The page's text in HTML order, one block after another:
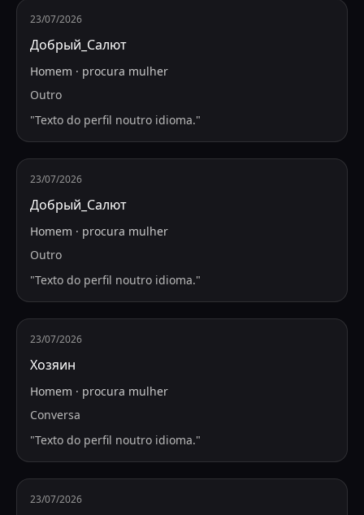
23/07/2026
Добрый_Салют
Homem · procura mulher
Outro
"Texto do perfil noutro idioma."
23/07/2026
Добрый_Салют
Homem · procura mulher
Outro
"Texto do perfil noutro idioma."
23/07/2026
Хозяин
Homem · procura mulher
Conversa
"Texto do perfil noutro idioma."
23/07/2026